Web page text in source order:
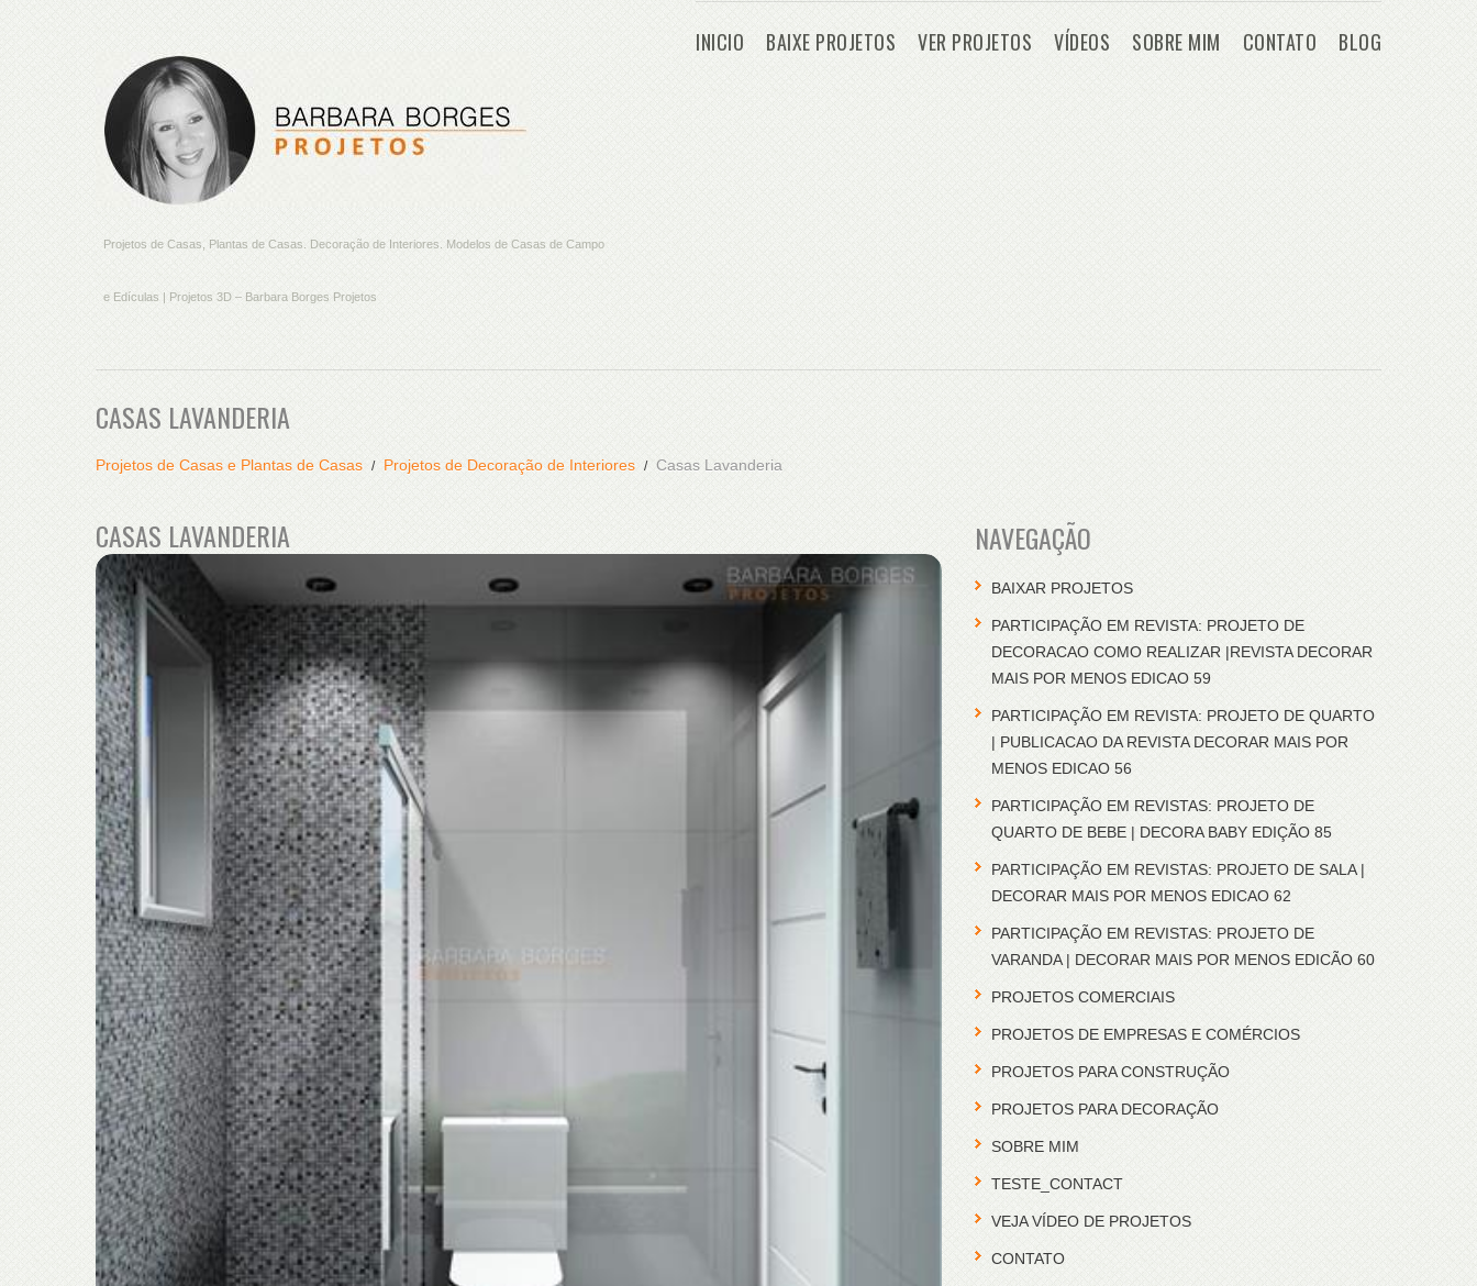
Projetos de Casas, Plantas de Casas. Decoração de Interiores. Modelos de Casas de Campo
e Edículas | Projetos 3D – Barbara Borges Projetos
INICIO BAIXE PROJETOS VER PROJETOS VÍDEOS SOBRE MIM CONTATO BLOG
CASAS LAVANDERIA
Projetos de Casas e Plantas de Casas Projetos de Decoração de Interiores Casas Lavanderia
CASAS LAVANDERIA NAVEGAÇÃO
BAIXAR PROJETOS
PARTICIPAÇÃO EM REVISTA: PROJETO DE
DECORACAO COMO REALIZAR |REVISTA DECORAR
MAIS POR MENOS EDICAO 59
PARTICIPAÇÃO EM REVISTA: PROJETO DE QUARTO
| PUBLICACAO DA REVISTA DECORAR MAIS POR
MENOS EDICAO 56
PARTICIPAÇÃO EM REVISTAS: PROJETO DE
QUARTO DE BEBE | DECORA BABY EDIÇÃO 85
PARTICIPAÇÃO EM REVISTAS: PROJETO DE SALA |
DECORAR MAIS POR MENOS EDICAO 62
PARTICIPAÇÃO EM REVISTAS: PROJETO DE
VARANDA | DECORAR MAIS POR MENOS EDICÃO 60
PROJETOS COMERCIAIS
PROJETOS DE EMPRESAS E COMÉRCIOS
PROJETOS PARA CONSTRUÇÃO
PROJETOS PARA DECORAÇÃO
SOBRE MIM
TESTE_CONTACT
VEJA VÍDEO DE PROJETOS
CONTATO